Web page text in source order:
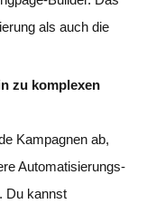
als auch die
zu komplexen
Kampagnen ab,
Automatisierungs-
Du kannst